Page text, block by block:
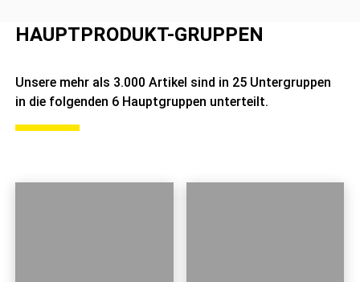
HAUPTPRODUKT-GRUPPEN
Unsere mehr als 3.000 Artikel sind in 25 Untergruppen
in die folgenden 6 Hauptgruppen unterteilt.